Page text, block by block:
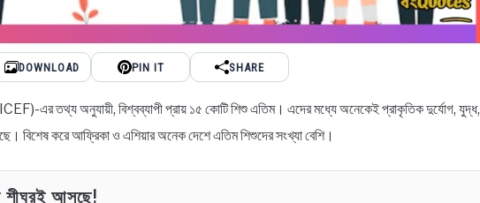
DOWNLOAD PIN IT SHARE
এর তথ্য অনুযায়ী, বিশ্বব্যাপী প্রায় ১৫ কোটি শিশু এতিম। এদের মধ্যে অনেকেই প্রাকৃতিক দুর্যোগ, যুদ্ধ,
বিশেষ করে আফ্রিকা ও এশিয়ার অনেক দেশে এতিম শিশুদের সংখ্যা বেশি।
শীঘ্রই আসছে!